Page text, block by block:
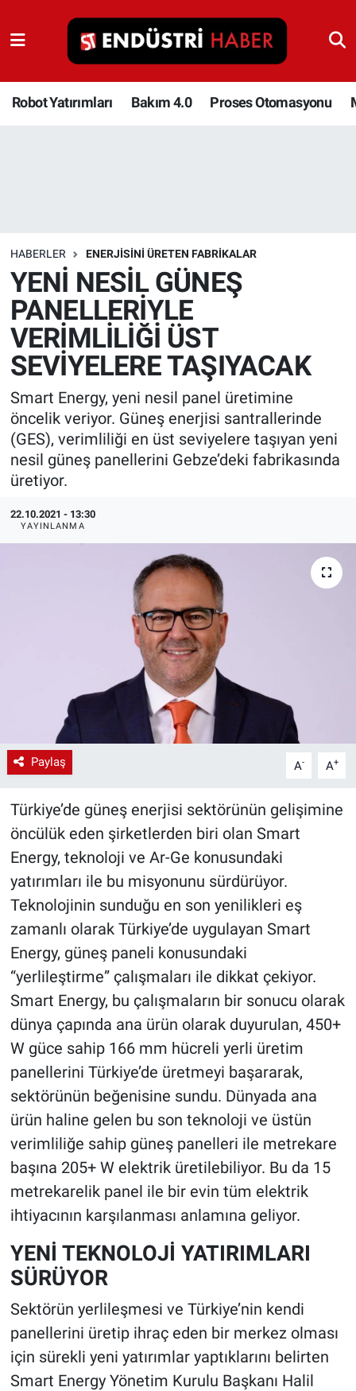
Robot Yatırımları Bakım 4.0 Proses Otomasyonu
HABERLER ENERJISINI ÜRETEN FABRIKALAR
YENİ NESİL GÜNEŞ
PANELLERİYLE
VERİMLİLİĞİ ÜST
SEVİYELERE TAŞIYACAK
Smart Energy, yeni nesil panel üretimine
öncelik veriyor. Güneş enerjisi santrallerinde
(GES), verimliliği en üst seviyelere taşıyan yeni
nesil güneş panellerini Gebze’deki fabrikasında
üretiyor.
22.10.2021 - 13:30
YAYINLANMA
Paylaş A- A+
Türkiye’de güneş enerjisi sektörünün gelişimine
öncülük eden şirketlerden biri olan Smart
Energy, teknoloji ve Ar-Ge konusundaki
yatırımları ile bu misyonunu sürdürüyor.
Teknolojinin sunduğu en son yenilikleri eş
zamanlı olarak Türkiye’de uygulayan Smart
Energy, güneş paneli konusundaki
“yerlileştirme” çalışmaları ile dikkat çekiyor.
Smart Energy, bu çalışmaların bir sonucu olarak
dünya çapında ana ürün olarak duyurulan, 450+
W güce sahip 166 mm hücreli yerli üretim
panellerini Türkiye’de üretmeyi başararak,
sektörünün beğenisine sundu. Dünyada ana
ürün haline gelen bu son teknoloji ve üstün
verimliliğe sahip güneş panelleri ile metrekare
başına 205+ W elektrik üretilebiliyor. Bu da 15
metrekarelik panel ile bir evin tüm elektrik
ihtiyacının karşılanması anlamına geliyor.
YENİ TEKNOLOJİ YATIRIMLARI
SÜRÜYOR
Sektörün yerlileşmesi ve Türkiye’nin kendi
panellerini üretip ihraç eden bir merkez olması
için sürekli yeni yatırımlar yaptıklarını belirten
Smart Energy Yönetim Kurulu Başkanı Halil
Robot Yatırımları
Bakım 4.0
Depolama Çözümleri
İnşaat ve Malzeme
HaberOrtak
Enerjisini Üreten Fabrikalar
Endüstri 4.0 Uygulamaları
Ağır Sanayi Çözümleri